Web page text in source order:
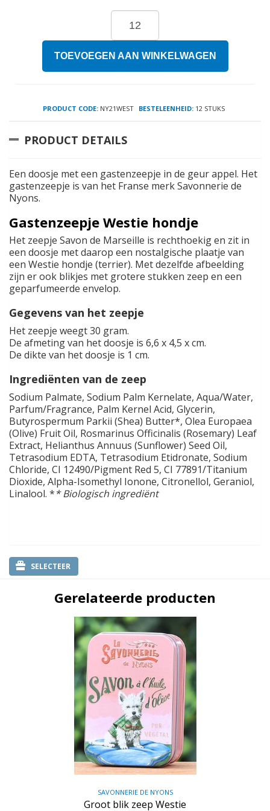
TOEVOEGEN AAN WINKELWAGEN
PRODUCT CODE:NY21WEST BESTELEENHEID:12 STUKS
PRODUCT DETAILS
Een doosje met een gastenzeepje in de geur appel. Het
gastenzeepje is van het Franse merk Savonnerie de
Nyons.
Gastenzeepje Westie hondje
Het zeepje Savon de Marseille is rechthoekig en zit in
een doosje met daarop een nostalgische plaatje van
een Westie hondje (terrier). Met dezelfde afbeelding
zijn er ook blikjes met grotere stukken zeep en een
geparfumeerde envelop.
Gegevens van het zeepje
Het zeepje weegt 30 gram.
De afmeting van het doosje is 6,6 x 4,5 x cm.
De dikte van het doosje is 1 cm.
Ingrediënten van de zeep
Sodium Palmate, Sodium Palm Kernelate, Aqua/Water,
Parfum/Fragrance, Palm Kernel Acid, Glycerin,
Butyrospermum Parkii (Shea) Butter*, Olea Europaea
(Olive) Fruit Oil, Rosmarinus Officinalis (Rosemary) Leaf
Extract, Helianthus Annuus (Sunflower) Seed Oil,
Tetrasodium EDTA, Tetrasodium Etidronate, Sodium
Chloride, CI 12490/Pigment Red 5, CI 77891/Titanium
Dioxide, Alpha-Isomethyl Ionone, Citronellol, Geraniol,
Linalool. ** Biologisch ingrediënt
SELECTEER
Gerelateerde producten
SAVONNERIE DE NYONS
Groot blik zeep Westie